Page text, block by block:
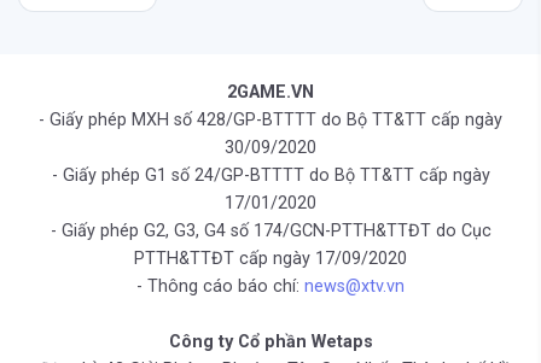
2GAME.VN
- Giấy phép MXH số 428/GP-BTTTT do Bộ TT&TT cấp ngày
30/09/2020
- Giấy phép G1 số 24/GP-BTTTT do Bộ TT&TT cấp ngày
17/01/2020
- Giấy phép G2, G3, G4 số 174/GCN-PTTH&TTĐT do Cục
PTTH&TTĐT cấp ngày 17/09/2020
- Thông cáo báo chí: news@xtv.vn
Công ty Cổ phần Wetaps